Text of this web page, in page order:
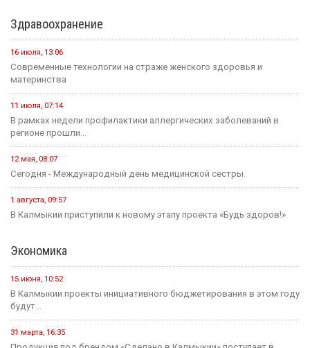
Здравоохранение
16 июля, 13:06
Современные технологии на страже женского здоровья и
материнства
11 июля, 07:14
В рамках недели профилактики аллергических заболеваний в
регионе прошли...
12 мая, 08:07
Сегодня - Международный день медицинской сестры.
1 августа, 09:57
В Калмыкии приступили к новому этапу проекта «Будь здоров!»
Экономика
15 июня, 10:52
В Калмыкии проекты инициативного бюджетирования в этом году
будут...
31 марта, 16:35